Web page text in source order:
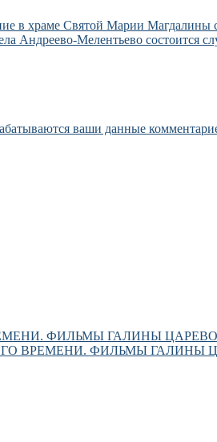
в храме Святой Марии Магдалины
Андреево-Мелентьево состоится
ваши данные
ФИЛЬМЫ ГАЛИНЫ
ВРЕМЕНИ. ФИЛЬМЫ ГАЛИНЫ